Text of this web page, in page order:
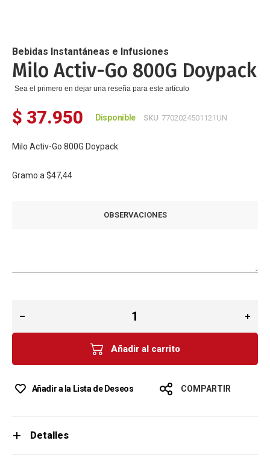
de
la
galería
de
Bebidas Instantáneas e Infusiones
Milo Activ-Go 800G Doypack
Sea el primero en dejar una reseña para este artículo
$ 37.950 Disponible SKU 7702024501121UN
Milo Activ-Go 800G Doypack
Gramo a $47,44
OBSERVACIONES
Añadir al carrito
Añadir a la Lista de Deseos COMPARTIR
Detalles